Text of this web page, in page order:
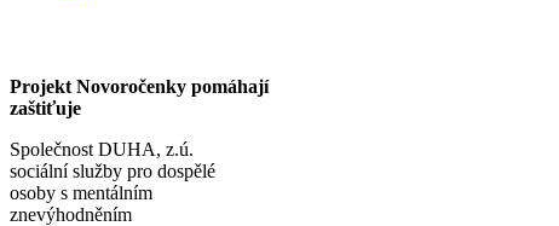
Projekt Novoročenky pomáhají
zaštiťuje
Společnost DUHA, z.ú.
sociální služby pro dospělé
osoby s mentálním
znevýhodněním